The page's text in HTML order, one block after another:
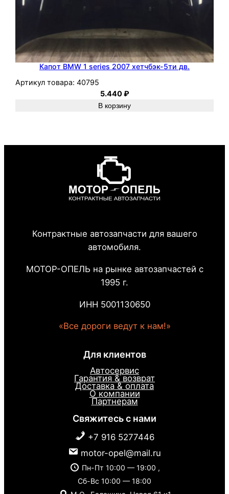
Капот BMW 1 series 2007 хетчбэк-5ти дв.
Артикул товара: 40795
5.440₽
В корзину
Контрактные автозапчасти для вашего
автомобиля.
МОТОР-ОПЕЛЬ на рынке автозапчастей с
1995 г.
ИНН 5001130650
«Все дороги ведут к нам!»
Для клиентов
Автосервис
Гарантия & возврат
Доставка & оплата
О компании
Партнерам
Свяжитесь с нами
+7 916 5277446
motor-opel@mail.ru
Пн-Пт 10:00 — 19:00 ,
Сб-Вс 10:00 — 18:00